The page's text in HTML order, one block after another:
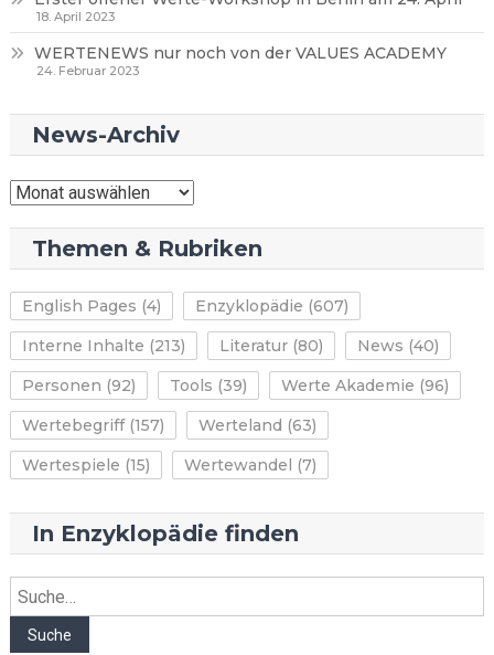
18. April 2023
WERTENEWS nur noch von der VALUES ACADEMY
24. Februar 2023
News-Archiv
News-
Themen & Rubriken
English Pages (4) Enzyklopädie (607)
Interne Inhalte (213) Literatur(80) News (40)
Personen (92) Tools (39) Werte Akademie (96)
Wertebegriff(157) Werteland (63)
Wertespiele (15) Wertewandel (7)
In Enzyklopädie finden
Suche
Suche